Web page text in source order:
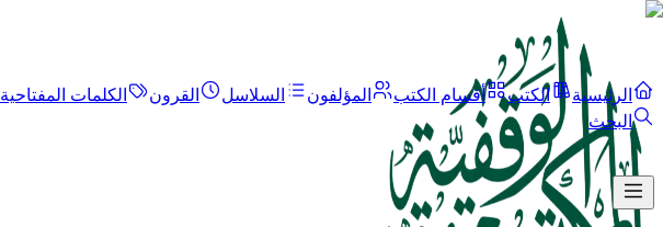
الرئيسية الكتب أقسام الكتب المؤلفون السلاسل القرون الكلمات المفتاحية
البحث